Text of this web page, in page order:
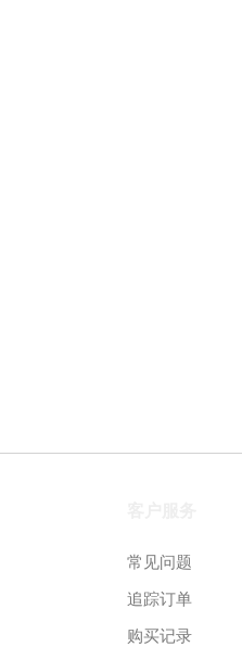
常见问题
追踪订单
购买记录